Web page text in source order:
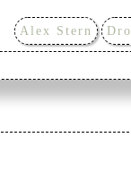
Alex Stern